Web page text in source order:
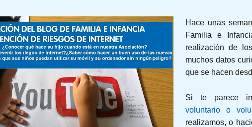
Hace unas
Familia e
realización de
muchos datos
que se hacen
Si te parece
voluntario o
realizamos, o